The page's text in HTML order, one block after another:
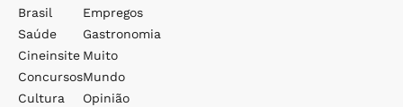
Brasil
Saúde
Cineinsite
Concursos
Cultura
Empregos
Gastronomia
Muito
Mundo
Opinião